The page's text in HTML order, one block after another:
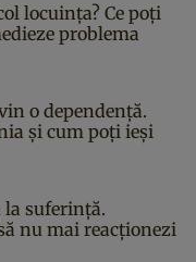
locuința? Ce poți
problema
o dependență.
și cum poți ieși
la suferință.
nu mai reacționezi